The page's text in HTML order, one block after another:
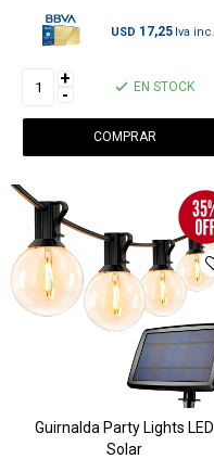
USD 17,25
+
- EN STOCK
Guirnalda Party Lights LED
Solar